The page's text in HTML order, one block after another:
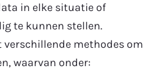
in elke situatie of
te kunnen stellen.
methodes om
waarvan onder: